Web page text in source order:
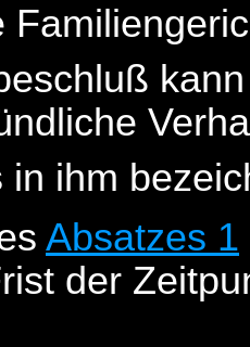
in ihm
Absatzes 1
der